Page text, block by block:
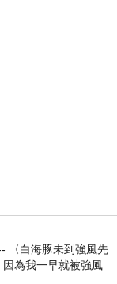
〈白海豚未到強風先
為我一早就被強風